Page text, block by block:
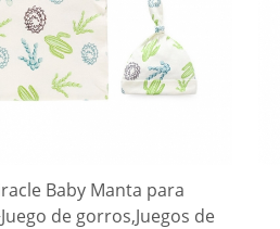
Baby Manta para
de gorros,Juegos de